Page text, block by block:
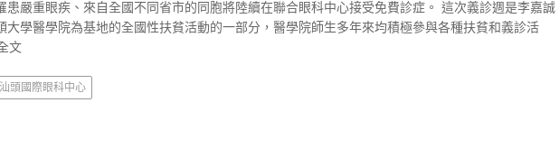
患嚴重眼疾、來自全國不同省市的同胞將陸續在聯合眼科中心接受免費診症。 這次義診週是李嘉誠
大學醫學院為基地的全國性扶貧活動的一部分，醫學院師生多年來均積極參與各種扶貧和義診活
文
頭國際眼科中心